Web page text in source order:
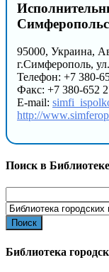
95000, Украина,
г.Симферополь,
Телефон: +7 380-
Факс: +7 380-652
E-mail:
http://
Поиск в
for:
Библиотека